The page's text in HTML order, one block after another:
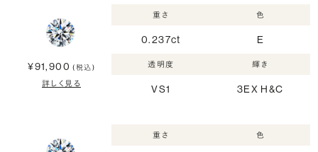
¥91,900 (税込)
詳しく見る
重さ
0.237ct
色
E
透明度
VS1
輝き
3EX H&C
重さ 色